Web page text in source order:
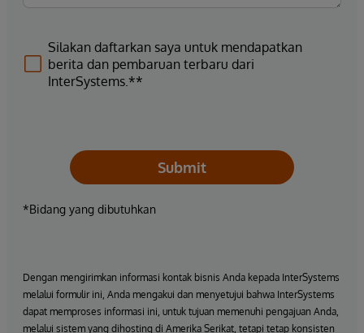
Silakan daftarkan saya untuk mendapatkan
berita dan pembaruan terbaru dari
InterSystems.**
Submit
*Bidang yang dibutuhkan
Dengan mengirimkan informasi kontak bisnis Anda kepada InterSystems
melalui formulir ini, Anda mengakui dan menyetujui bahwa InterSystems
dapat memproses informasi ini, untuk tujuan memenuhi pengajuan Anda,
melalui sistem yang dihosting di Amerika Serikat, tetapi tetap konsisten